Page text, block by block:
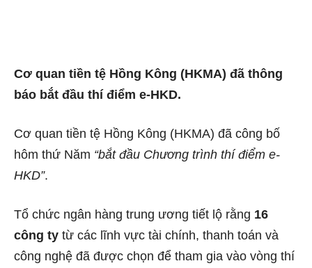
Cơ quan tiền tệ Hồng Kông (HKMA) đã thông
báo bắt đầu thí điểm e-HKD.
Cơ quan tiền tệ Hồng Kông (HKMA) đã công bố
hôm thứ Năm “bắt đầu Chương trình thí điểm e-
HKD”.
Tổ chức ngân hàng trung ương tiết lộ rằng 16
công ty từ các lĩnh vực tài chính, thanh toán và
công nghệ đã được chọn để tham gia vào vòng thí